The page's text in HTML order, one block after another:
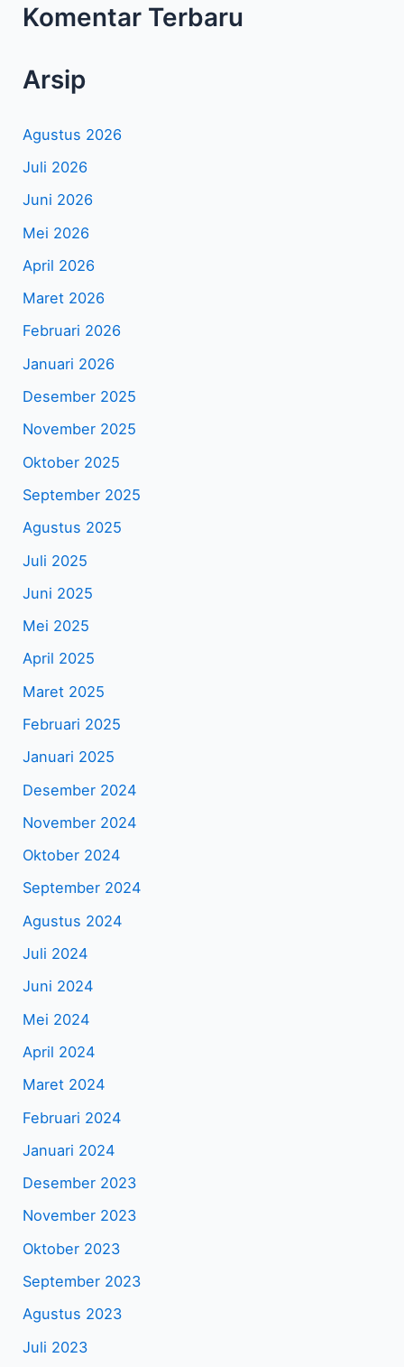
Komentar Terbaru
Arsip
Agustus 2026
Juli 2026
Juni 2026
Mei 2026
April 2026
Maret 2026
Februari 2026
Januari 2026
Desember 2025
November 2025
Oktober 2025
September 2025
Agustus 2025
Juli 2025
Juni 2025
Mei 2025
April 2025
Maret 2025
Februari 2025
Januari 2025
Desember 2024
November 2024
Oktober 2024
September 2024
Agustus 2024
Juli 2024
Juni 2024
Mei 2024
April 2024
Maret 2024
Februari 2024
Januari 2024
Desember 2023
November 2023
Oktober 2023
September 2023
Agustus 2023
Juli 2023